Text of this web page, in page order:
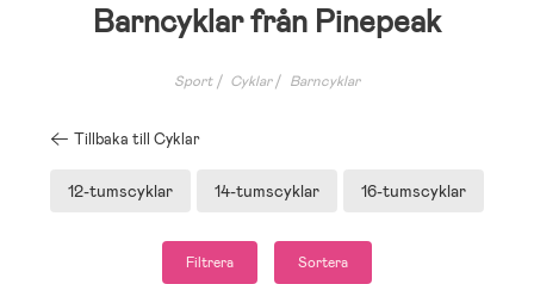
Barncyklar från Pinepeak
Sport Cyklar Barncyklar
Tillbaka till Cyklar
12-tumscyklar 14-tumscyklar 16-tumscyklar
Filtrera Sortera